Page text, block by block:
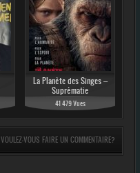
La Planète des Singes –
Suprématie
41 479 Vues
VOULEZ-VOUS FAIRE UN COMMENTAIRE?